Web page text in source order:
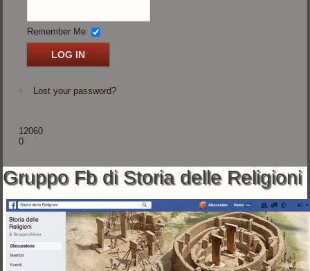
Remember Me
Lost your password?
12060
0
Gruppo Fb di Storia delle Religioni